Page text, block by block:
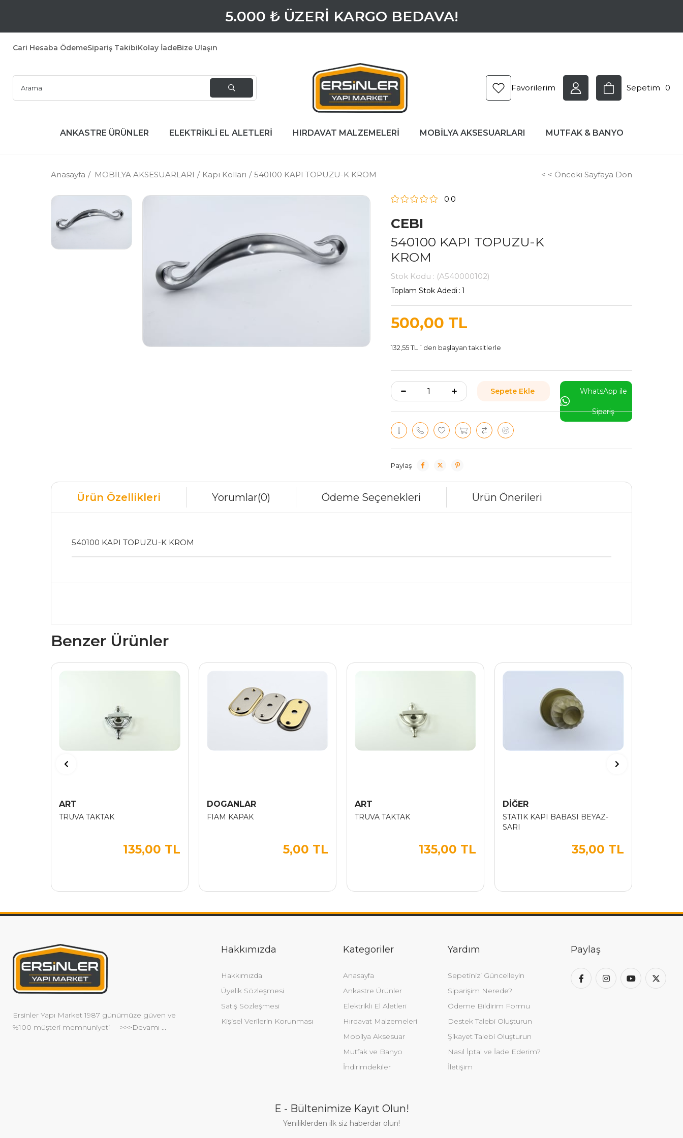
5.000 ₺ ÜZERİ KARGO BEDAVA!
Cari Hesaba ÖdemeSipariş TakibiKolay İadeBize Ulaşın
Sepetim 0
Favorilerim
ANKASTRE ÜRÜNLER ELEKTRİKLİ EL ALETLERİ HIRDAVAT MALZEMELERİ MOBİLYA AKSESUARLARI MUTFAK & BANYO
Anasayfa MOBİLYA AKSESUARLARI Kapı Kolları 540100 KAPI TOPUZU-K KROM < < Önceki Sayfaya Dön
0.0
CEBI
540100 KAPI TOPUZU-K
KROM
Stok Kodu (A540000102)
Toplam Stok Adedi : 1
500,00 TL
132,55 TL `den başlayan taksitlerle
WhatsApp ile
Sipariş
Paylaş
Ürün Özellikleri Yorumlar(0) Ödeme Seçenekleri Ürün Önerileri
540100 KAPI TOPUZU-K KROM
Benzer Ürünler
ART
TRUVA TAKTAK
135,00 TL
DOGANLAR
FIAM KAPAK
5,00 TL
ART
TRUVA TAKTAK
135,00 TL
DİĞER
STATIK KAPI BABASI BEYAZ-
SARI
35,00 TL
Ersinler Yapı Market 1987 günümüze güven ve
%100 müşteri memnuniyeti
>>>Devamı ...
Hakkımızda
Hakkımızda
Üyelik Sözleşmesi
Satış Sözleşmesi
Kişisel Verilerin Korunması
Kategoriler
Anasayfa
Ankastre Ürünler
Elektrikli El Aletleri
Hırdavat Malzemeleri
Mobilya Aksesuar
Mutfak ve Banyo
İndirimdekiler
Yardım
Sepetinizi Güncelleyin
Siparişim Nerede?
Ödeme Bildirim Formu
Destek Talebi Oluşturun
Şikayet Talebi Oluşturun
Nasıl İptal ve İade Ederim?
İletişim
Paylaş
E - Bültenimize Kayıt Olun!
Yeniliklerden ilk siz haberdar olun!